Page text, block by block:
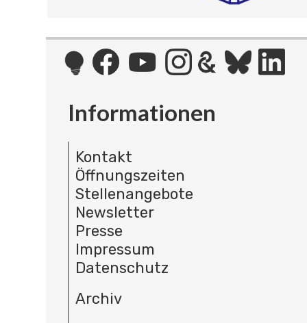
Informationen
Kontakt
Öffnungszeiten
Stellenangebote
Newsletter
Presse
Impressum
Datenschutz
Archiv